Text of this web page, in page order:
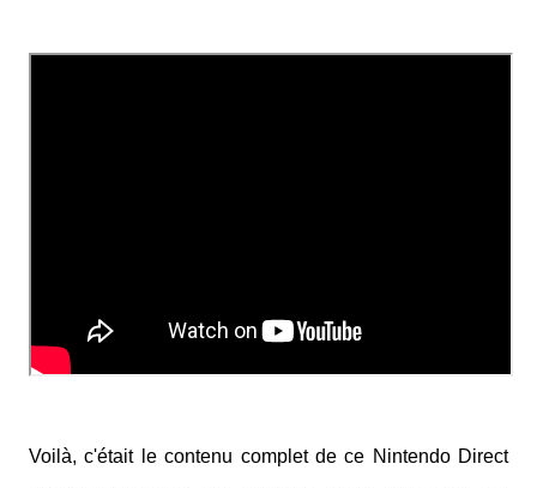
Voilà, c'était le contenu complet de ce Nintendo Direct